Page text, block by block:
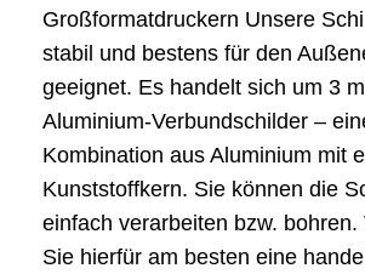
Großformatdruckern Unsere
stabil und bestens für den
geeignet. Es handelt sich um 3
Aluminium-Verbundschilder –
Kombination aus Aluminium mit
Kunststoffkern. Sie können die
einfach verarbeiten bzw. bohren.
Sie hierfür am besten eine